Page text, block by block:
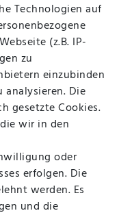
Kontakt
Technologien auf
(z.B. IP-
zu
einzubinden
Die
gesetzte Cookies.
wir in den
oder
erfolgen. Die
werden. Es
und die